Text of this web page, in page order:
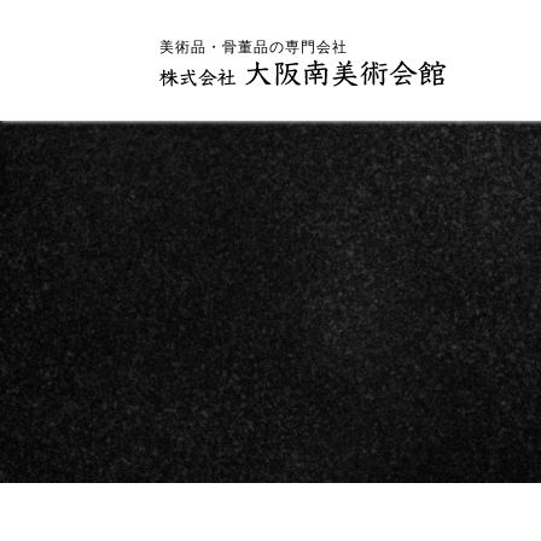
美術品・骨董品の専門会社